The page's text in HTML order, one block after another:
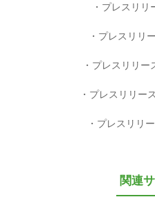
プレスリリ
プレスリリ
プレスリリー
プレスリリー
プレスリリ
関連